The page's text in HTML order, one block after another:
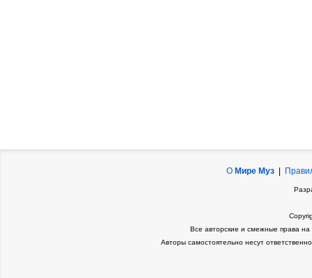
О Мире Муз|
Все авторские и смежные права
Авторы самостоятельно несут